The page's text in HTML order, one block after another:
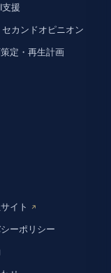
支援
カンドオピニオン
定・再生計画
イト ↗
ーポリシー